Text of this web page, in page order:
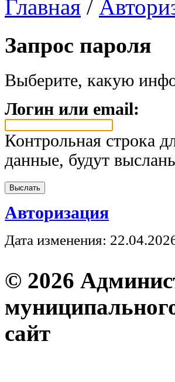
Главная /
Запрос пароля
Выберите, какую
Логин или email:
Контрольная строка
данные, будут
Авторизация
Дата изменения:
© 2026